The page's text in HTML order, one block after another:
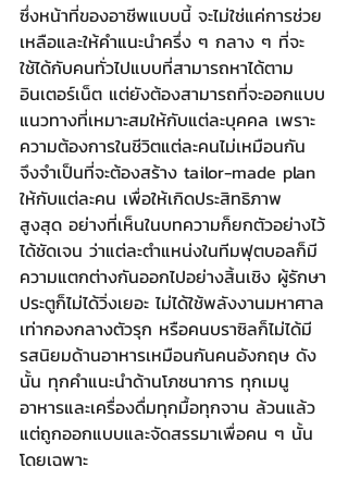
ซึ่งหน้าที่ของอาชีพแบบนี้ จะไม่ใช่แค่การช่วย
เหลือและให้คำแนะนำครึ่ง ๆ กลาง ๆ ที่จะ
ใช้ได้กับคนทั่วไปแบบที่สามารถหาได้ตาม
อินเตอร์เน็ต แต่ยังต้องสามารถที่จะออกแบบ
แนวทางที่เหมาะสมให้กับแต่ละบุคคล เพราะ
ความต้องการในชีวิตแต่ละคนไม่เหมือนกัน
จึงจำเป็นที่จะต้องสร้าง tailor-made plan
ให้กับแต่ละคน เพื่อให้เกิดประสิทธิภาพ
สูงสุด อย่างที่เห็นในบทความก็ยกตัวอย่างไว้
ได้ชัดเจน ว่าแต่ละตำแหน่งในทีมฟุตบอลก็มี
ความแตกต่างกันออกไปอย่างสิ้นเชิง ผู้รักษา
ประตูก็ไม่ได้วิ่งเยอะ ไม่ได้ใช้พลังงานมหาศาล
เท่ากองกลางตัวรุก หรือคนบราซิลก็ไม่ได้มี
รสนิยมด้านอาหารเหมือนกันคนอังกฤษ ดัง
นั้น ทุกคำแนะนำด้านโภชนาการ ทุกเมนู
อาหารและเครื่องดื่มทุกมื้อทุกจาน ล้วนแล้ว
แต่ถูกออกแบบและจัดสรรมาเพื่อคน ๆ นั้น
โดยเฉพาะ